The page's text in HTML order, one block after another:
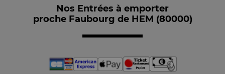
Nos Entrées à emporter
proche Faubourg de HEM (80000)